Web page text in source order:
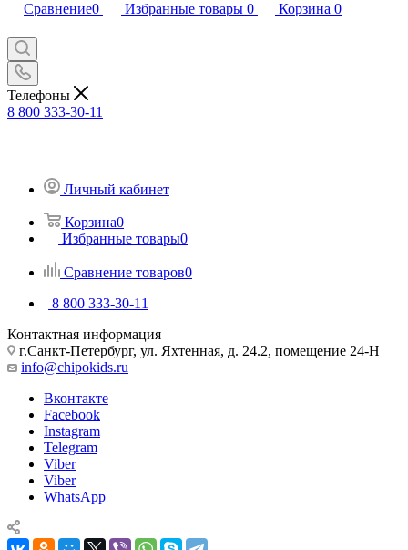
Сравнение0 Избранные товары 0 Корзина 0
Телефоны
8 800 333-30-11
Личный кабинет
Корзина0
Избранные товары0
Сравнение товаров0
8 800 333-30-11
Контактная информация
г.Санкт-Петербург, ул. Яхтенная, д. 24.2, помещение 24-Н
info@chipokids.ru
Вконтакте
Facebook
Instagram
Telegram
Viber
Viber
WhatsApp